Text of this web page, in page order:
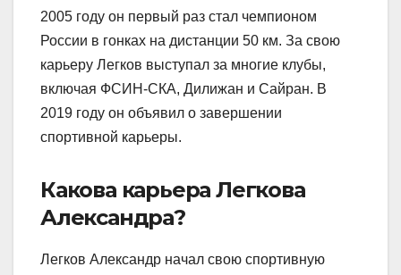
2005 году он первый раз стал чемпионом
России в гонках на дистанции 50 км. За свою
карьеру Легков выступал за многие клубы,
включая ФСИН-СКА, Дилижан и Сайран. В
2019 году он объявил о завершении
спортивной карьеры.
Какова карьера Легкова
Александра?
Легков Александр начал свою спортивную